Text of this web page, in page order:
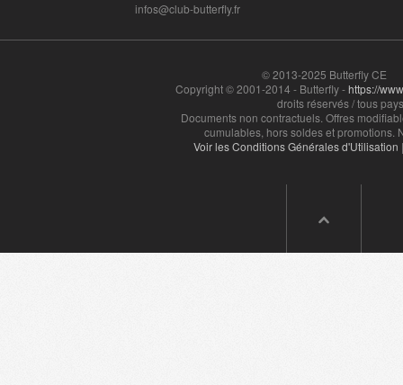
infos@club-butterfly.fr
© 2013-2025 Butterfly CE
Copyright © 2001-2014 - Butterfly -https://
droits réservés / tous
Documents non contractuels. Offres
cumulables, hors soldes et promotions.
Voir les Conditions Générales d'Utilisation